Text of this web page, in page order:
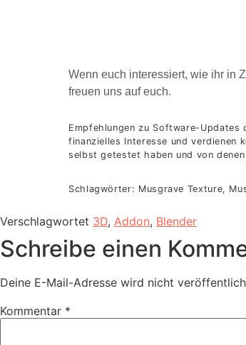
Wenn euch interessiert, wie ihr in
freuen uns auf euch.
Empfehlungen zu Software-Updates
finanzielles Interesse und verdienen
selbst getestet haben und von
Schlagwörter: Musgrave Texture,
Verschlagwortet 3D, Addon, Blender
Schreibe einen
Deine E-Mail-Adresse wird nicht
Kommentar *